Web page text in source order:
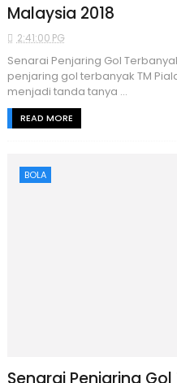
Malaysia 2018
2:41:00 PG
Senarai Penjaring Gol
penjaring gol terbanyak TM
menjadi tanda tanya ...
READ MORE
BOLA
Senarai Penjaring Gol